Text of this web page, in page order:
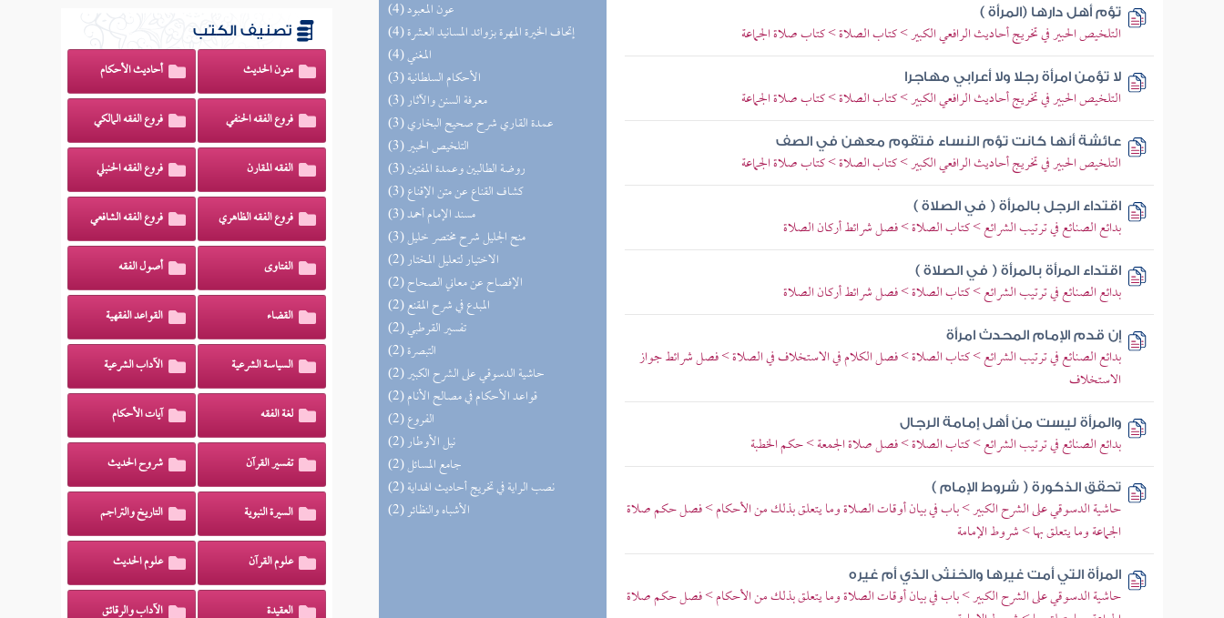
(4) عون المعبود
(4) إتحاف الخيرة المهرة بزوائد المسانيد العشرة
(4) المغني
(3) الأحكام السلطانية
(3) معرفة السنن والآثار
(3) عمدة القاري شرح صحيح البخاري
(3) التلخيص الحبير
(3) روضة الطالبين وعمدة المفتين
(3) كشاف القناع عن متن الإقناع
(3) مسند الإمام أحمد
(3) منح الجليل شرح مختصر خليل
(2) الاختيار لتعليل المختار
(2) الإفصاح عن معاني الصحاح
(2) المبدع في شرح المقنع
(2) تفسير القرطبي
(2) التبصرة
(2) حاشية الدسوقي على الشرح الكبير
(2) قواعد الأحكام في مصالح الأنام
(2) الفروع
(2) نيل الأوطار
(2) جامع المسائل
(2) نصب الراية في تخريج أحاديث الهداية
(2) الأشباه والنظائر
تؤم أهل دارها (المرأة )
التلخيص الحبير في تخريج أحاديث الرافعي الكبير > كتاب الصلاة > كتاب صلاة الجماعة
لا تؤمن امرأة رجلا ولا أعرابي مهاجرا
التلخيص الحبير في تخريج أحاديث الرافعي الكبير > كتاب الصلاة > كتاب صلاة الجماعة
عائشة أنها كانت تؤم النساء فتقوم معهن في الصف
التلخيص الحبير في تخريج أحاديث الرافعي الكبير > كتاب الصلاة > كتاب صلاة الجماعة
اقتداء الرجل بالمرأة ( في الصلاة )
بدائع الصنائع في ترتيب الشرائع > كتاب الصلاة > فصل شرائط أركان الصلاة
اقتداء المرأة بالمرأة ( في الصلاة )
بدائع الصنائع في ترتيب الشرائع > كتاب الصلاة > فصل شرائط أركان الصلاة
إن قدم الإمام المحدث امرأة
بدائع الصنائع في ترتيب الشرائع > كتاب الصلاة > فصل الكلام في الاستخلاف في الصلاة > فصل شرائط جواز
الاستخلاف
والمرأة ليست من أهل إمامة الرجال
بدائع الصنائع في ترتيب الشرائع > كتاب الصلاة > فصل صلاة الجمعة > حكم الخطبة
تحقق الذكورة ( شروط الإمام )
حاشية الدسوقي على الشرح الكبير > باب في بيان أوقات الصلاة وما يتعلق بذلك من الأحكام > فصل حكم صلاة
الجماعة وما يتعلق بها > شروط الإمامة
المرأة التي أمت غيرها والخنثى الذي أم غيره
حاشية الدسوقي على الشرح الكبير > باب في بيان أوقات الصلاة وما يتعلق بذلك من الأحكام > فصل حكم صلاة
تصنيف الكتب
متون الحديث أحاديث الأحكام
فروع الفقه الحنفي فروع الفقه المالكي
الفقه المقارن فروع الفقه الحنبلي
فروع الفقه الظاهري فروع الفقه الشافعي
الفتاوى أصول الفقه
القضاء القواعد الفقهية
السياسة الشرعية الآداب الشرعية
لغة الفقه آيات الأحكام
تفسير القرآن شروح الحديث
السيرة النبوية التاريخ والتراجم
علوم القرآن علوم الحديث
العقيدة الآداب والرقائق